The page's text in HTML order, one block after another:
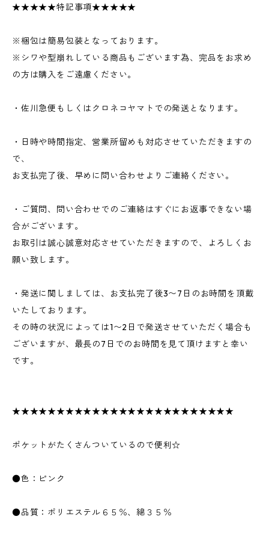
★★★★★特記事項★★★★★
※梱包は簡易包装となっております。
※シワや型崩れしている商品もございます為、完品をお求め
の方は購入をご遠慮ください。
・佐川急便もしくはクロネコヤマトでの発送となります。
・日時や時間指定、営業所留めも対応させていただきますの
で、
お支払完了後、早めに問い合わせよりご連絡ください。
・ご質問、問い合わせでのご連絡はすぐにお返事できない場
合がございます。
お取引は誠心誠意対応させていただきますので、よろしくお
願い致します。
・発送に関しましては、お支払完了後3〜7日のお時間を頂戴
いたしております。
その時の状況によっては1〜2日で発送させていただく場合も
ございますが、最長の7日でのお時間を見て頂けますと幸い
です。
★★★★★★★★★★★★★★★★★★★★★★★★★
ポケットがたくさんついているので便利☆
●色：ピンク
●品質：ポリエステル６５％、綿３５％